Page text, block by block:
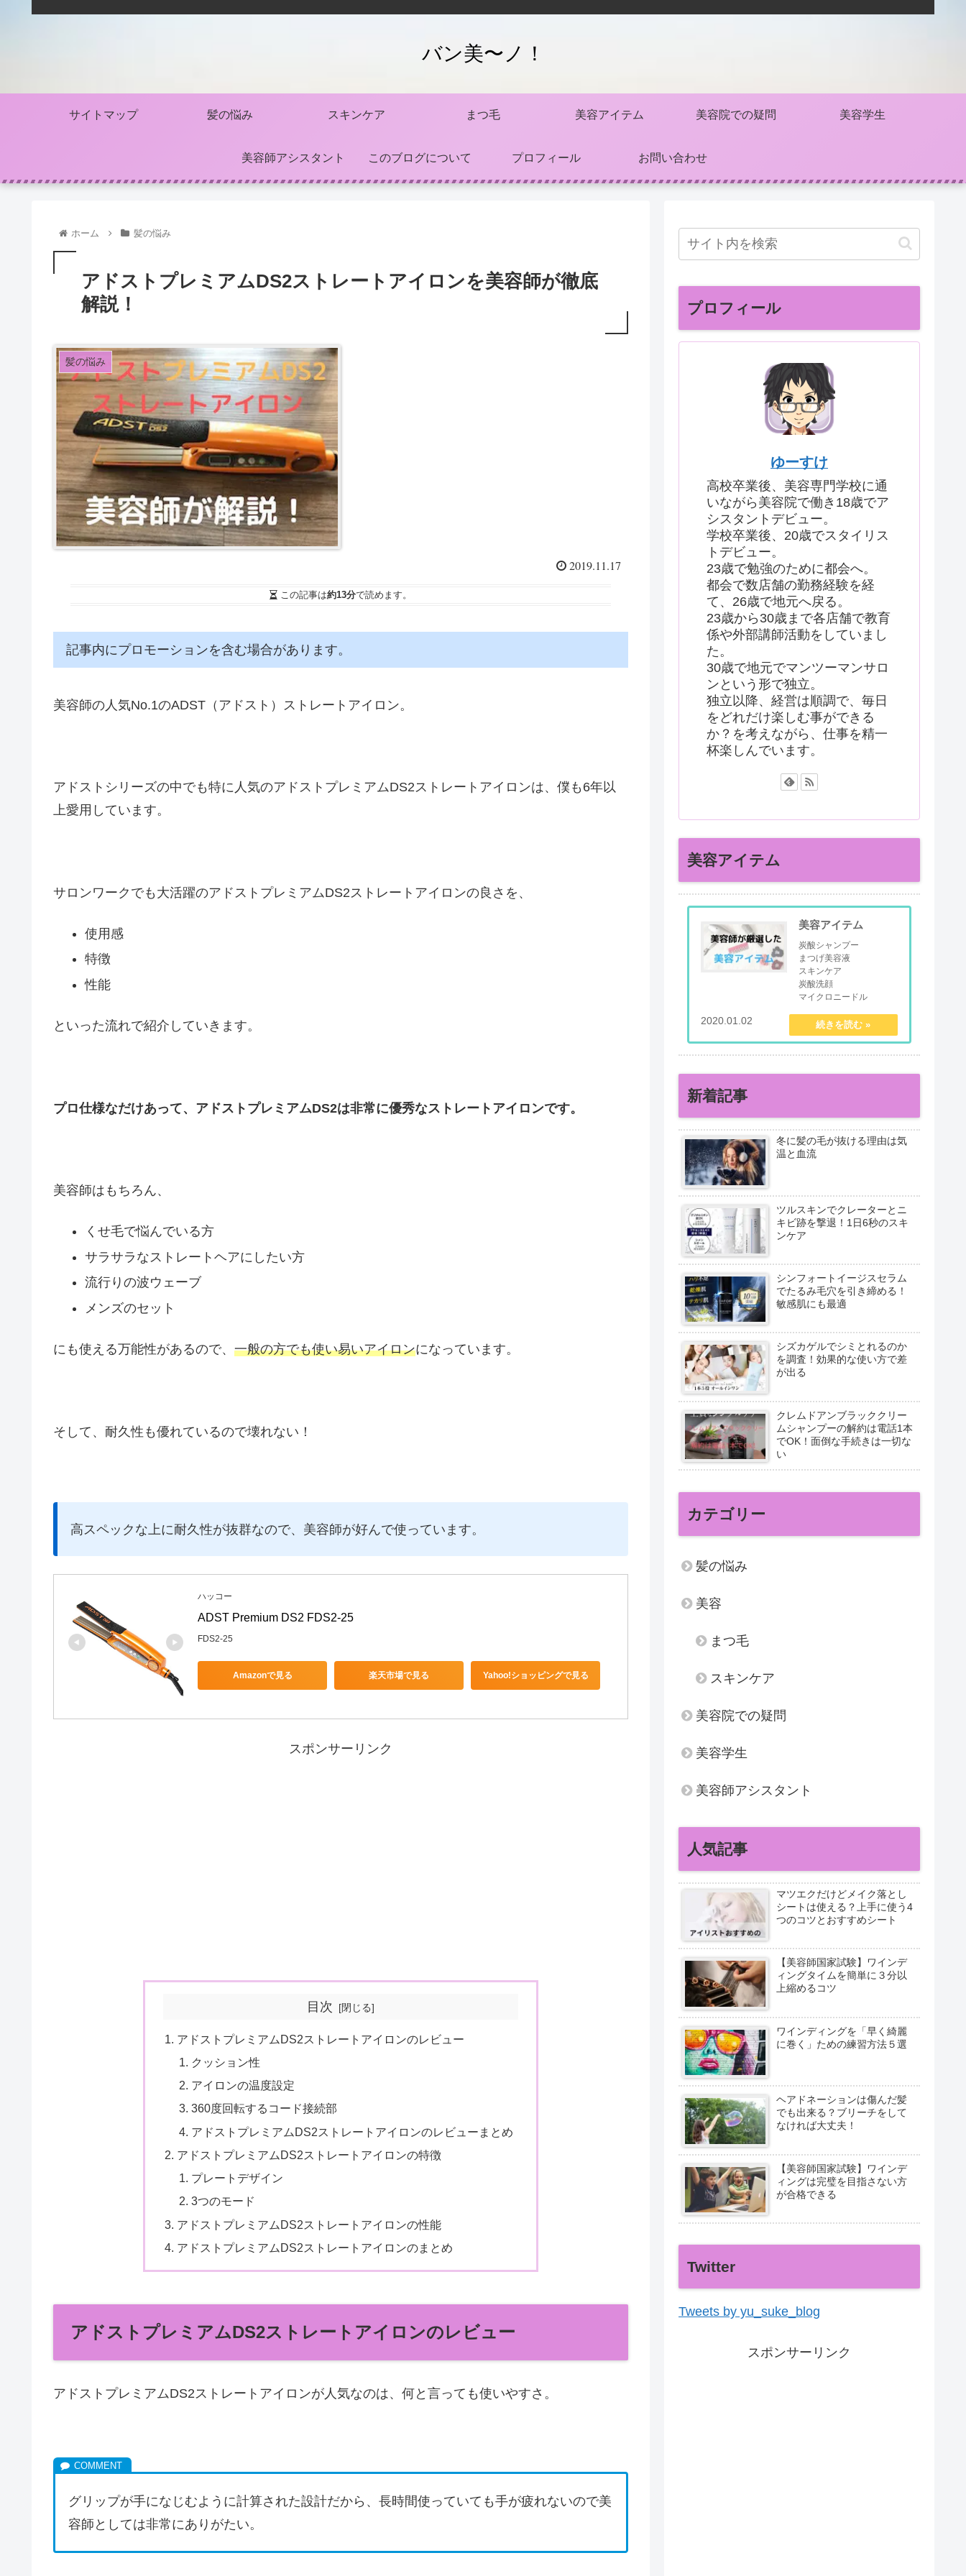
バン美〜ノ！
サイトマップ 髪の悩み スキンケア まつ毛 美容アイテム 美容院での疑問 美容学生
美容師アシスタント このブログについて プロフィール お問い合わせ
ホーム 髪の悩み
アドストプレミアムDS2ストレートアイロンを美容師が徹底
解説！
髪の悩み
2019.11.17
この記事は約13分で読めます。
記事内にプロモーションを含む場合があります。
美容師の人気No.1のADST（アドスト）ストレートアイロン。
アドストシリーズの中でも特に人気のアドストプレミアムDS2ストレートアイロンは、僕も6年以
上愛用しています。
サロンワークでも大活躍のアドストプレミアムDS2ストレートアイロンの良さを、
使用感
特徴
性能
といった流れで紹介していきます。
プロ仕様なだけあって、アドストプレミアムDS2は非常に優秀なストレートアイロンです。
美容師はもちろん、
くせ毛で悩んでいる方
サラサラなストレートヘアにしたい方
流行りの波ウェーブ
メンズのセット
にも使える万能性があるので、 一般の方でも使い易いアイロンになっています。
そして、耐久性も優れているので壊れない！
高スペックな上に耐久性が抜群なので、美容師が好んで使っています。
ハッコー
ADST Premium DS2 FDS2-25
FDS2-25
Amazonで見る 楽天市場で見る Yahoo!ショッピングで見る
スポンサーリンク
目次
アドストプレミアムDS2ストレートアイロンのレビュー
クッション性
アイロンの温度設定
360度回転するコード接続部
アドストプレミアムDS2ストレートアイロンのレビューまとめ
アドストプレミアムDS2ストレートアイロンの特徴
プレートデザイン
3つのモード
アドストプレミアムDS2ストレートアイロンの性能
アドストプレミアムDS2ストレートアイロンのまとめ
アドストプレミアムDS2ストレートアイロンのレビュー
アドストプレミアムDS2ストレートアイロンが人気なのは、何と言っても使いやすさ。
グリップが手になじむように計算された設計だから、長時間使っていても手が疲れないので美
容師としては非常にありがたい。
プロフィール
ゆーすけ
高校卒業後、美容専門学校に通
いながら美容院で働き18歳でア
シスタントデビュー。
学校卒業後、20歳でスタイリス
トデビュー。
23歳で勉強のために都会へ。
都会で数店舗の勤務経験を経
て、26歳で地元へ戻る。
23歳から30歳まで各店舗で教育
係や外部講師活動をしていまし
た。
30歳で地元でマンツーマンサロ
ンという形で独立。
独立以降、経営は順調で、毎日
をどれだけ楽しむ事ができる
か？を考えながら、仕事を精一
杯楽しんでいます。
美容アイテム
美容アイテム
炭酸シャンプー
まつげ美容液
スキンケア
炭酸洗顔
マイクロニードル
mentalmindful.com
2020.01.02
新着記事
冬に髪の毛が抜ける理由は気
温と血流
ツルスキンでクレーターとニ
キビ跡を撃退！1日6秒のスキ
ンケア
シンフォートイージスセラム
でたるみ毛穴を引き締める！
敏感肌にも最適
シズカゲルでシミとれるのか
を調査！効果的な使い方で差
が出る
クレムドアンブラッククリー
ムシャンプーの解約は電話1本
でOK！面倒な手続きは一切な
い
カテゴリー
髪の悩み
美容
まつ毛
スキンケア
美容院での疑問
美容学生
美容師アシスタント
人気記事
マツエクだけどメイク落とし
シートは使える？上手に使う4
つのコツとおすすめシート
【美容師国家試験】ワインデ
ィングタイムを簡単に３分以
上縮めるコツ
ワインディングを「早く綺麗
に巻く」ための練習方法５選
ヘアドネーションは傷んだ髪
でも出来る？ブリーチをして
なければ大丈夫！
【美容師国家試験】ワインデ
ィングは完璧を目指さない方
が合格できる
Twitter
Tweets by yu_suke_blog
スポンサーリンク